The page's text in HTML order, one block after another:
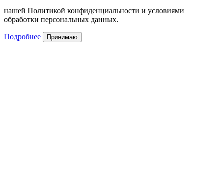
нашей Политикой конфиденциальности и условиями
обработки персональных данных.
Подробнее Принимаю